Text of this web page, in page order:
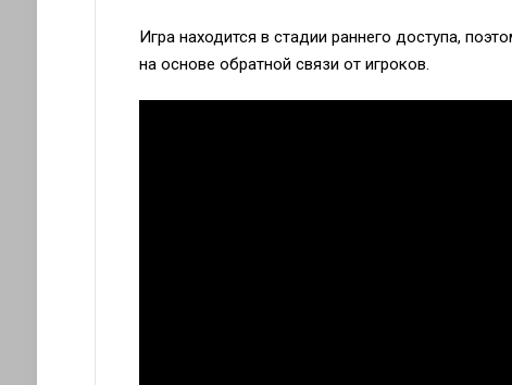
Игра находится в стадии раннего доступа,
на основе обратной связи от игроков.